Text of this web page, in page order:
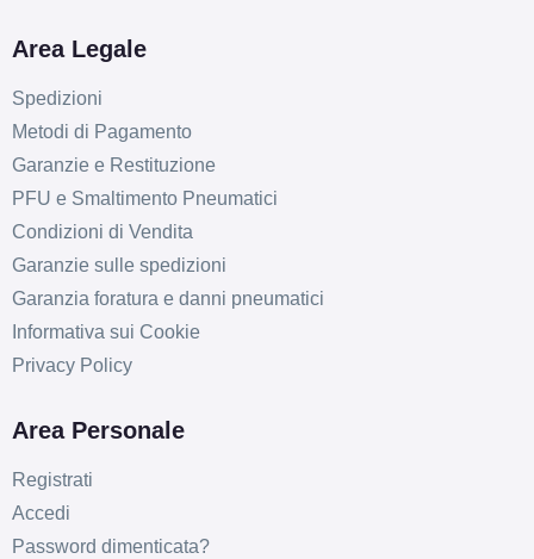
Area Legale
Spedizioni
Metodi di Pagamento
Garanzie e Restituzione
PFU e Smaltimento Pneumatici
Condizioni di Vendita
Garanzie sulle spedizioni
Garanzia foratura e danni pneumatici
Informativa sui Cookie
Privacy Policy
Area Personale
Registrati
Accedi
Password dimenticata?